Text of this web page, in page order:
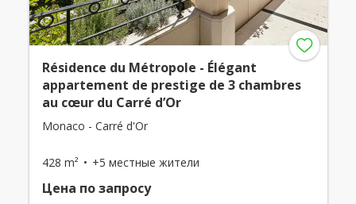
Résidence du Métropole - Élégant
appartement de prestige de 3 chambres
au cœur du Carré d’Or
Monaco - Carré d'Or
428 m² +5 местные жители
Цена по запросу